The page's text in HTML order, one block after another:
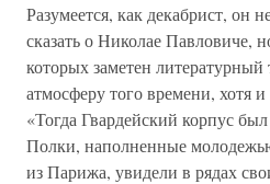
Разумеется, как декабрист, он
сказать о Николае Павловиче,
которых заметен
атмосферу того времени, хотя
«Тогда Гвардейский корпус
Полки, наполненные
из Парижа, увидели в рядах